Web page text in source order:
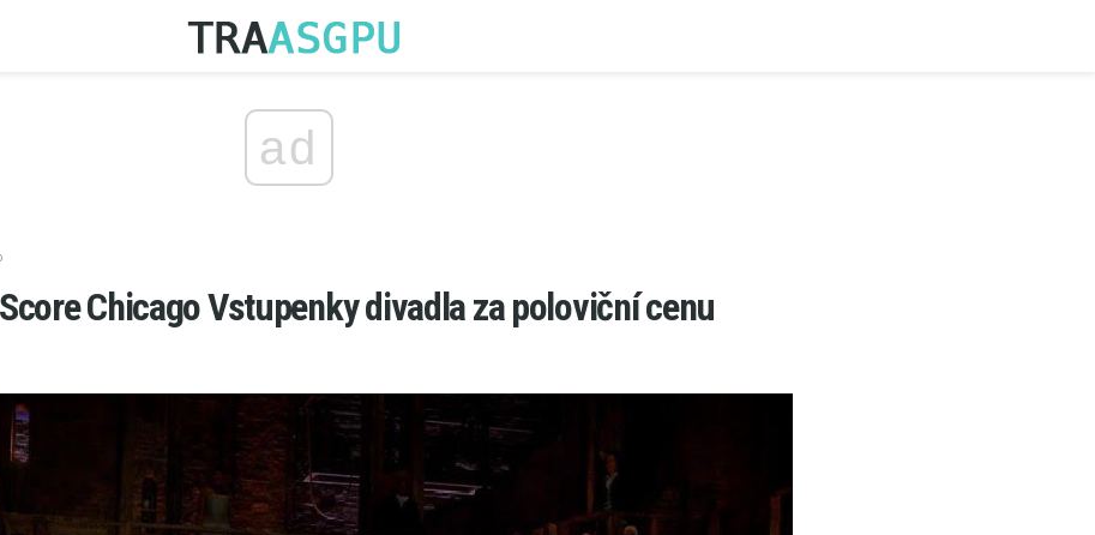
ad
Chicago Vstupenky divadla za poloviční cenu